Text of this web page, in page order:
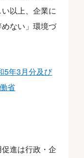
以上、企業に
ない」環境づ
5年3月分及び
省
進は行政・企